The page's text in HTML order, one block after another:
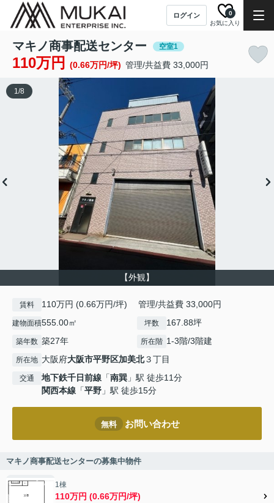
ログイン
お気に入り
0
マキノ商事配送センター 空室1
110万円 (0.66万円/坪) 管理/共益費 33,000円
【外観】
1/8
賃料 110万円 (0.66万円/坪) 管理/共益費 33,000円
建物面積555.00㎡ 坪数 167.88坪
築年数 築27年 所在階 1-3階/3階建
所在地 大阪府大阪市平野区加美北３丁目
交通 地下鉄千日前線 「南巽 」駅 徒歩11分
関西本線 「平野 」駅 徒歩15分
無料 お問い合わせ
マキノ商事配送センターの募集中物件
1棟
110万円 (0.66万円/坪)